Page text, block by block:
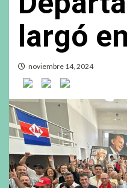
largó
noviembre 14, 2024